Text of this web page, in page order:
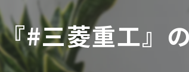
#三菱重工』